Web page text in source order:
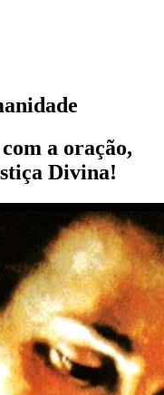
a oração,
Divina!